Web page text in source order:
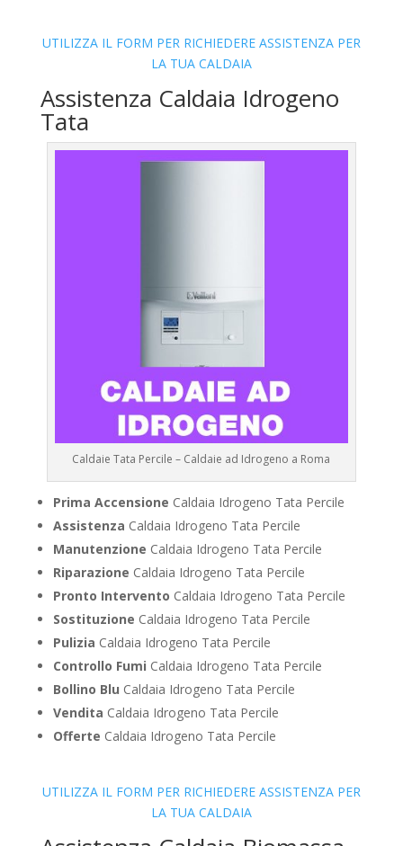
UTILIZZA IL FORM PER RICHIEDERE ASSISTENZA PER
LA TUA CALDAIA
Assistenza Caldaia Idrogeno
Tata
Caldaie Tata Percile – Caldaie ad Idrogeno a Roma
Prima Accensione Caldaia Idrogeno Tata Percile
Assistenza Caldaia Idrogeno Tata Percile
Manutenzione Caldaia Idrogeno Tata Percile
Riparazione Caldaia Idrogeno Tata Percile
Pronto Intervento Caldaia Idrogeno Tata Percile
Sostituzione Caldaia Idrogeno Tata Percile
Pulizia Caldaia Idrogeno Tata Percile
Controllo Fumi Caldaia Idrogeno Tata Percile
Bollino Blu Caldaia Idrogeno Tata Percile
Vendita Caldaia Idrogeno Tata Percile
Offerte Caldaia Idrogeno Tata Percile
UTILIZZA IL FORM PER RICHIEDERE ASSISTENZA PER
LA TUA CALDAIA